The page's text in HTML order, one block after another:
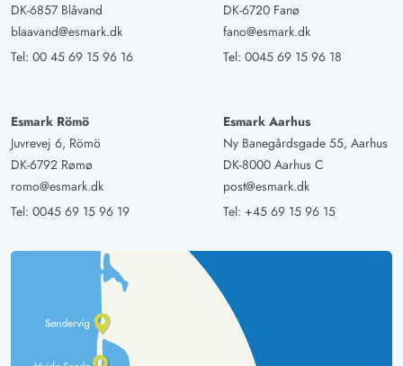
DK-6857 Blåvand
blaavand@esmark.dk
Tel: 00 45 69 15 96 16
DK-6720 Fanø
fano@esmark.dk
Tel: 0045 69 15 96 18
Esmark Römö
Juvrevej 6, Römö
DK-6792 Rømø
romo@esmark.dk
Tel: 0045 69 15 96 19
Esmark Aarhus
Ny Banegårdsgade 55, Aarhus
DK-8000 Aarhus C
post@esmark.dk
Tel: +45 69 15 96 15